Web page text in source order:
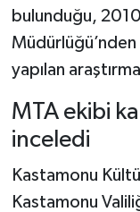
bulunduğu, 2010
yapılan
MTA ekibi
inceledi
Kastamonu
Kastamonu
Tosya
Ulusal
Teknoloji
Siyaset